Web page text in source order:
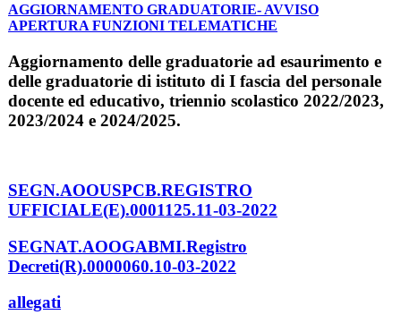
AGGIORNAMENTO GRADUATORIE- AVVISO
APERTURA FUNZIONI TELEMATICHE
Aggiornamento delle graduatorie ad esaurimento e
delle graduatorie di istituto di I fascia del personale
docente ed educativo, triennio scolastico 2022/2023,
2023/2024 e 2024/2025.
SEGN.AOOUSPCB.REGISTRO
UFFICIALE(E).0001125.11-03-2022
SEGNAT.AOOGABMI.Registro
Decreti(R).0000060.10-03-2022
allegati